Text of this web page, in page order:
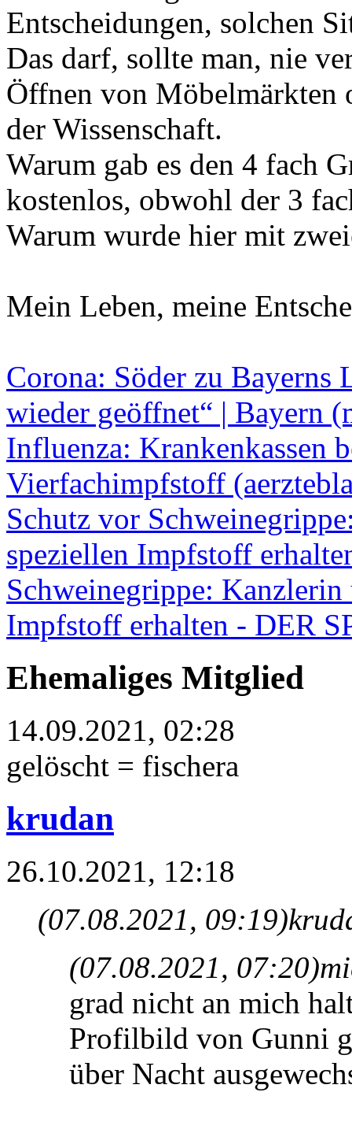
Entscheidungen, solchen
Das darf, sollte man, nie
Öffnen von Möbelmärkten
der Wissenschaft.
Warum gab es den 4 fach
kostenlos, obwohl der 3
Warum wurde hier mit
Mein Leben, meine
Corona: Söder zu Bayerns
wieder geöffnet“ | Bayern
Influenza: Krankenkassen
Vierfachimpfstoff
Schutz vor
speziellen Impfstoff
Schweinegrippe:
Impfstoff erhalten - DER
Ehemaliges Mitglied
14.09.2021, 02:28
gelöscht = fischera
krudan
26.10.2021, 12:18
(07.08.2021, 09:19)
(07.08.2021, 07:20)
grad nicht an mich
Profilbild von Gunni
über Nacht